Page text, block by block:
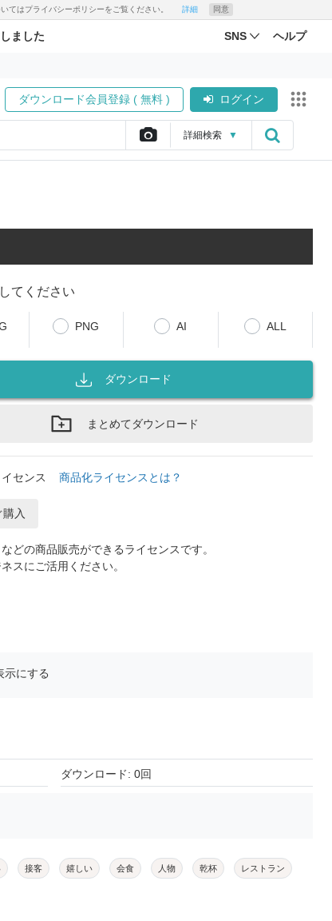
てはプライバシーポリシーをご覧ください。 詳細 同意
ました SNS ヘルプ
ダウンロード会員登録 ( 無料 ) ログイン
詳細検索 ▼
てください
PNG AI ALL
ダウンロード
まとめてダウンロード
センス 商品化ライセンスとは？
入
どの商品販売ができるライセンスです。
スにご活用ください。
示にする
ダウンロード: 0回
接客 嬉しい 会食 人物 乾杯 レストラン